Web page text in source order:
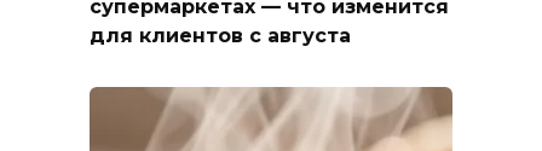
супермаркетах — что изменится
для клиентов с августа